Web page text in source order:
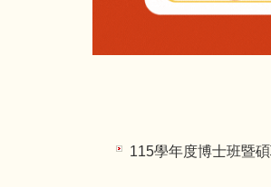
115學年度博士班暨